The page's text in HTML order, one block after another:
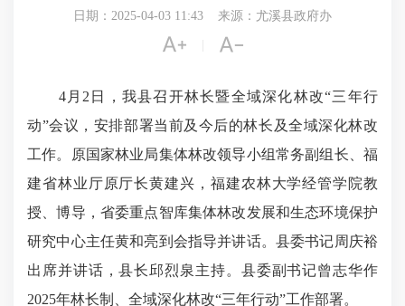
日期：2025-04-03 11:43 来源：尤溪县政府办
 
4月2日，我县召开林长暨全域深化林改“三年行
动”会议，安排部署当前及今后的林长及全域深化林改
工作。原国家林业局集体林改领导小组常务副组长、福
建省林业厅原厅长黄建兴，福建农林大学经管学院教
授、博导，省委重点智库集体林改发展和生态环境保护
研究中心主任黄和亮到会指导并讲话。县委书记周庆裕
出席并讲话，县长邱烈泉主持。县委副书记曾志华作
2025年林长制、全域深化林改“三年行动”工作部署。